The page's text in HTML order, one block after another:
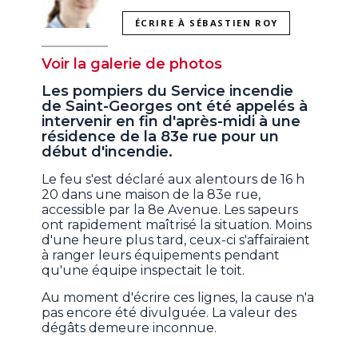
ÉCRIRE À SÉBASTIEN ROY
Voir la galerie de photos
Les pompiers du Service incendie
de Saint-Georges ont été appelés à
intervenir en fin d'après-midi à une
résidence de la 83e rue pour un
début d'incendie.
Le feu s'est déclaré aux alentours de 16 h
20 dans une maison de la 83e rue,
accessible par la 8e Avenue. Les sapeurs
ont rapidement maîtrisé la situation. Moins
d'une heure plus tard, ceux-ci s'affairaient
à ranger leurs équipements pendant
qu'une équipe inspectait le toit.
Au moment d'écrire ces lignes, la cause n'a
pas encore été divulguée. La valeur des
dégâts demeure inconnue.